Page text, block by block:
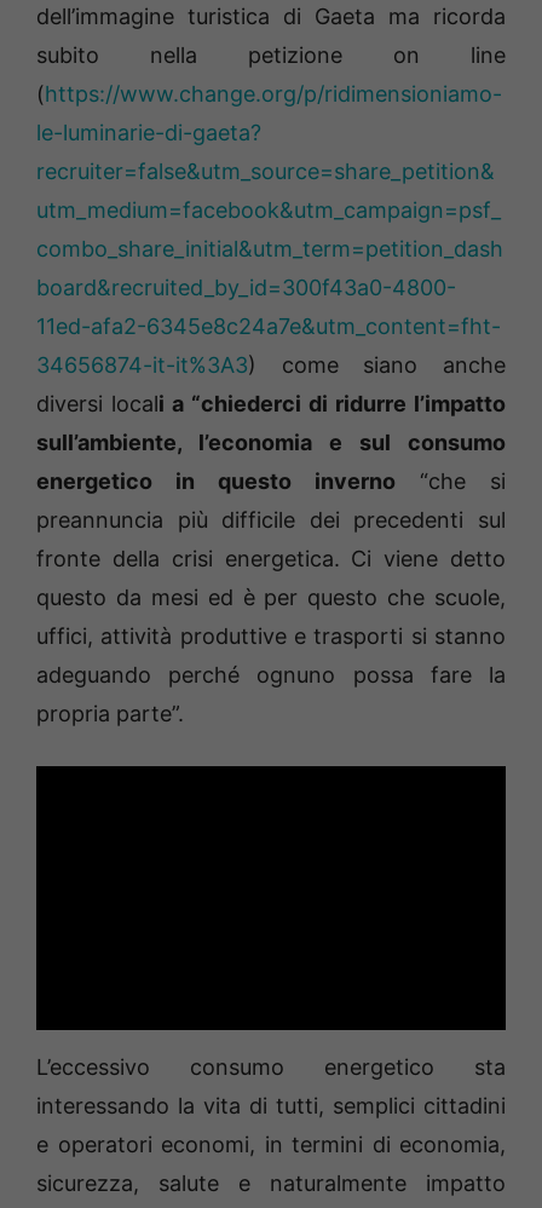
dell’immagine turistica di Gaeta ma ricorda
subito nella petizione on line
(https://www.change.org/p/ridimensioniamo-
le-luminarie-di-gaeta?
recruiter=false&utm_source=share_petition&
utm_medium=facebook&utm_campaign=psf_
combo_share_initial&utm_term=petition_dash
board&recruited_by_id=300f43a0-4800-
11ed-afa2-6345e8c24a7e&utm_content=fht-
34656874-it-it%3A3) come siano anche
diversi locali a “chiederci di ridurre l’impatto
sull’ambiente, l’economia e sul consumo
energetico in questo inverno “che si
preannuncia più difficile dei precedenti sul
fronte della crisi energetica. Ci viene detto
questo da mesi ed è per questo che scuole,
uffici, attività produttive e trasporti si stanno
adeguando perché ognuno possa fare la
propria parte”.
L’eccessivo consumo energetico sta
interessando la vita di tutti, semplici cittadini
e operatori economi, in termini di economia,
sicurezza, salute e naturalmente impatto